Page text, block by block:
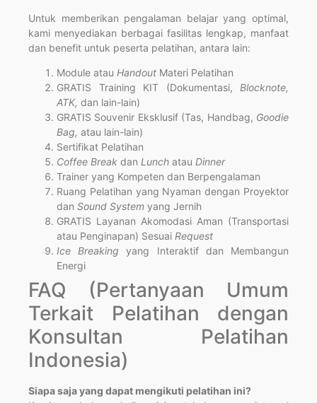
Untuk memberikan pengalaman belajar yang optimal,
kami menyediakan berbagai fasilitas lengkap, manfaat
dan benefit untuk peserta pelatihan, antara lain:
Module atau Handout Materi Pelatihan
GRATIS Training KIT (Dokumentasi, Blocknote,
ATK, dan lain-lain)
GRATIS Souvenir Eksklusif (Tas, Handbag, Goodie
Bag, atau lain-lain)
Sertifikat Pelatihan
Coffee Break dan Lunch atau Dinner
Trainer yang Kompeten dan Berpengalaman
Ruang Pelatihan yang Nyaman dengan Proyektor
dan Sound System yang Jernih
GRATIS Layanan Akomodasi Aman (Transportasi
atau Penginapan) Sesuai Request
Ice Breaking yang Interaktif dan Membangun
Energi
FAQ (Pertanyaan Umum
Terkait Pelatihan dengan
Konsultan Pelatihan
Indonesia)
Siapa saja yang dapat mengikuti pelatihan ini?